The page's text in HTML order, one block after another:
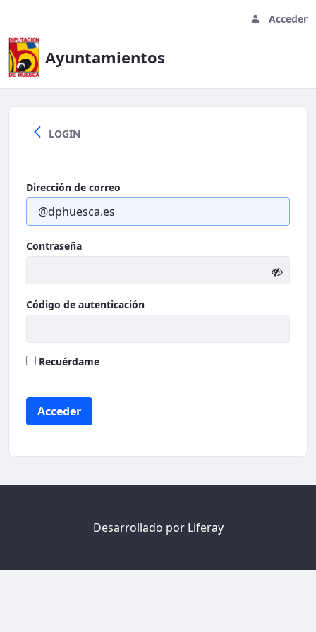
Acceder
Ayuntamientos
Asset Display Page -
LOGIN
Dirección de correo
Contraseña
Código de autenticación
Recuérdame
Acceder
Desarrollado por Liferay